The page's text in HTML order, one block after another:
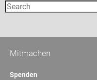
Mitmachen
Spenden